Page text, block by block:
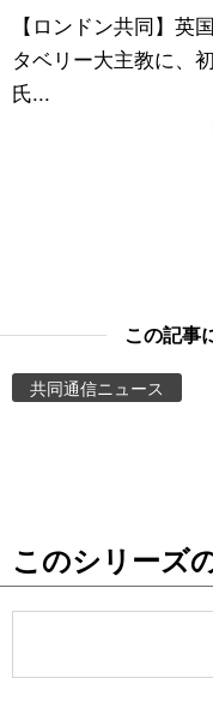
文化
動画/Live
People
スポーツ・東京2020
【ロンドン共同】英
タベリー大主教に、
氏...
この記事
共同通信ニュース
このシリーズ